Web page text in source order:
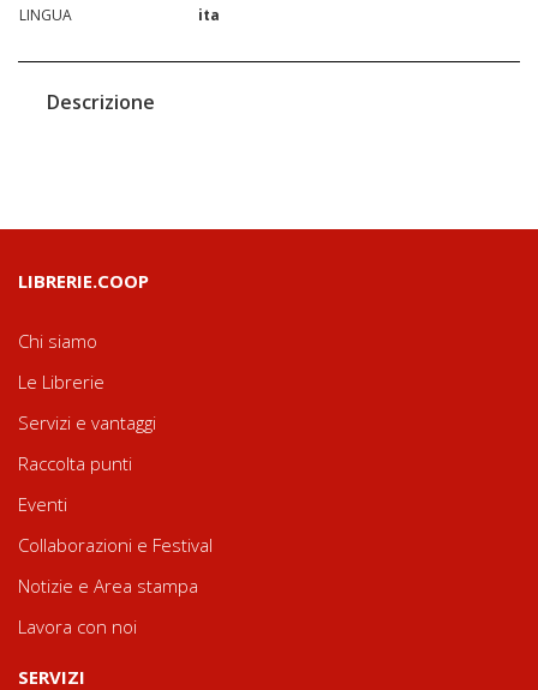
LINGUA
ita
Descrizione
LIBRERIE.COOP
Chi siamo
Le Librerie
Servizi e vantaggi
Raccolta punti
Eventi
Collaborazioni e Festival
Notizie e Area stampa
Lavora con noi
SERVIZI